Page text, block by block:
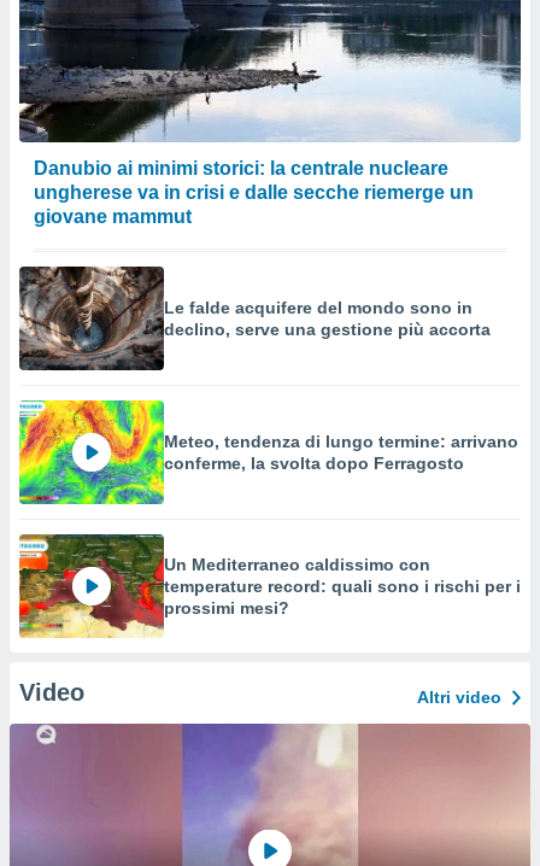
Danubio ai minimi storici: la centrale nucleare
ungherese va in crisi e dalle secche riemerge un
giovane mammut
Le falde acquifere del mondo sono in
declino, serve una gestione più accorta
Meteo, tendenza di lungo termine: arrivano
conferme, la svolta dopo Ferragosto
Un Mediterraneo caldissimo con
temperature record: quali sono i rischi per i
prossimi mesi?
Video Altri video